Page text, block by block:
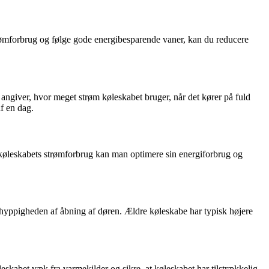
og følge gode energibesparende vaner, kan du reducere
hvor meget strøm køleskabet bruger, når det kører på fuld
en dag.
strømforbrug kan man optimere sin energiforbrug og
af åbning af døren. Ældre køleskabe har typisk højere